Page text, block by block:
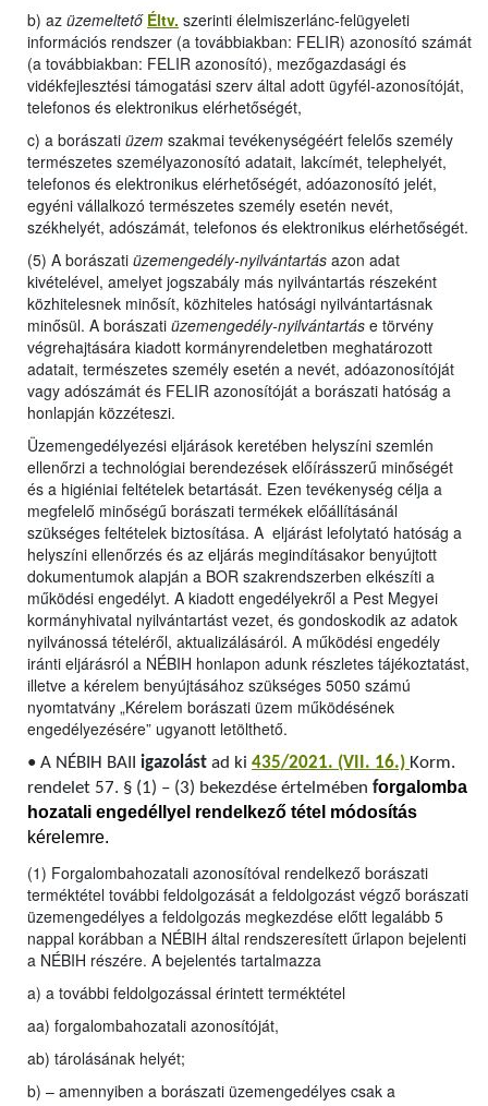
b) az üzemeltető Éltv. szerinti élelmiszerlánc-felügyeleti
információs rendszer (a továbbiakban: FELIR) azonosító számát
(a továbbiakban: FELIR azonosító), mezőgazdasági és
vidékfejlesztési támogatási szerv által adott ügyfél-azonosítóját,
telefonos és elektronikus elérhetőségét,
c) a borászati üzem szakmai tevékenységéért felelős személy
természetes személyazonosító adatait, lakcímét, telephelyét,
telefonos és elektronikus elérhetőségét, adóazonosító jelét,
egyéni vállalkozó természetes személy esetén nevét,
székhelyét, adószámát, telefonos és elektronikus elérhetőségét.
(5) A borászati üzemengedély-nyilvántartás azon adat
kivételével, amelyet jogszabály más nyilvántartás részeként
közhitelesnek minősít, közhiteles hatósági nyilvántartásnak
minősül. A borászati üzemengedély-nyilvántartás e törvény
végrehajtására kiadott kormányrendeletben meghatározott
adatait, természetes személy esetén a nevét, adóazonosítóját
vagy adószámát és FELIR azonosítóját a borászati hatóság a
honlapján közzéteszi.
Üzemengedélyezési eljárások keretében helyszíni szemlén
ellenőrzi a technológiai berendezések előírásszerű minőségét
és a higiéniai feltételek betartását. Ezen tevékenység célja a
megfelelő minőségű borászati termékek előállításánál
szükséges feltételek biztosítása. A eljárást lefolytató hatóság a
helyszíni ellenőrzés és az eljárás megindításakor benyújtott
dokumentumok alapján a BOR szakrendszerben elkészíti a
működési engedélyt. A kiadott engedélyekről a Pest Megyei
kormányhivatal nyilvántartást vezet, és gondoskodik az adatok
nyilvánossá tételéről, aktualizálásáról. A működési engedély
iránti eljárásról a NÉBIH honlapon adunk részletes tájékoztatást,
illetve a kérelem benyújtásához szükséges 5050 számú
nyomtatvány „Kérelem borászati üzem működésének
engedélyezésére” ugyanott letölthető.
• A NÉBIH BAII igazolást ad ki 435/2021. (VII. 16.) Korm.
rendelet 57. § (1) – (3) bekezdése értelmében forgalomba
hozatali engedéllyel rendelkező tétel módosítás
kérelemre.
(1) Forgalombahozatali azonosítóval rendelkező borászati
terméktétel további feldolgozását a feldolgozást végző borászati
üzemengedélyes a feldolgozás megkezdése előtt legalább 5
nappal korábban a NÉBIH által rendszeresített űrlapon bejelenti
a NÉBIH részére. A bejelentés tartalmazza
a) a további feldolgozással érintett terméktétel
aa) forgalombahozatali azonosítóját,
ab) tárolásának helyét;
b) – amennyiben a borászati üzemengedélyes csak a